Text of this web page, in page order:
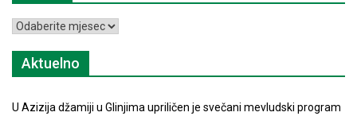
Arhiva
Aktuelno
U Azizija džamiji u Glinjima upriličen je svečani mevludski program